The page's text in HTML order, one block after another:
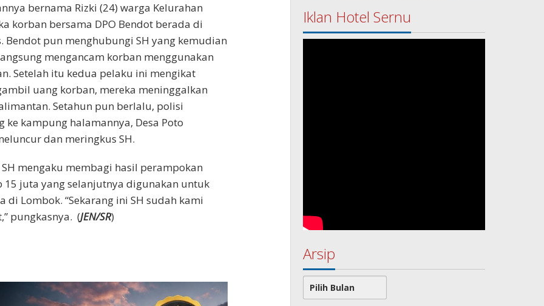
bernama Rizki (24) warga Kelurahan
korban bersama DPO Bendot berada di
pun menghubungi SH yang kemudian
mengancam korban menggunakan
Setelah itu kedua pelaku ini mengikat
uang korban, mereka meninggalkan
Setahun pun berlalu, polisi
kampung halamannya, Desa Poto
dan meringkus SH.
mengaku membagi hasil perampokan
15 juta yang selanjutnya digunakan untuk
Lombok. “Sekarang ini SH sudah kami
pungkasnya. (JEN/SR)
Iklan Hotel Sernu
Arsip
Arsip